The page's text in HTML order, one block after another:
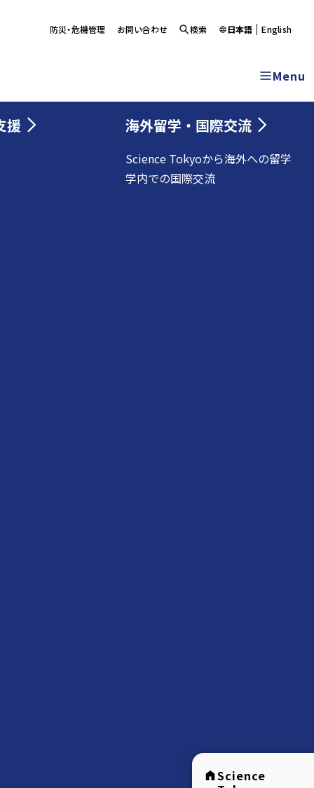
Menu
援 海外留学・国際交流
Science Tokyoから海外への留学
学内での国際交流
防災・危機管理 お問い合わせ 検索 日本語 English
Science